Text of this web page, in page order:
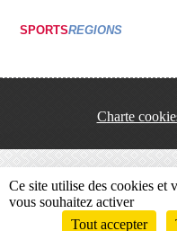
SPORTSREGIONS
Charte
Envie de participer ?
Ce site utilise des cookies et
vous souhaitez activer
Tout accepter